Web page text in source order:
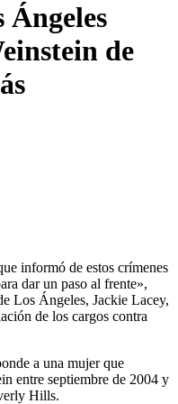
Ángeles
de
informó de estos crímenes
dar un paso al frente»,
Los Ángeles, Jackie Lacey,
de los cargos contra
a una mujer que
entre septiembre de 2004 y
Hills.